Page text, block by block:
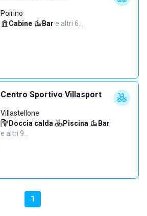
Poirino
Cabine· Bar·e altri 6…
Centro Sportivo Villasport
Villastellone
Doccia calda· Piscina· Bar·
e altri 9…
1